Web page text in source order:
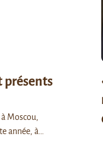
présents
Moscou,
année, à…